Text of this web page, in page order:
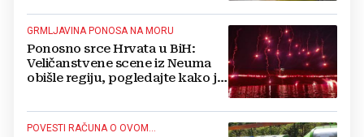
GRMLJAVINA PONOSA NA MORU
Ponosno srce Hrvata u BiH:
Veličanstvene scene iz Neuma
obišle regiju, pogledajte kako je
POVESTI RAČUNA O OVOM...